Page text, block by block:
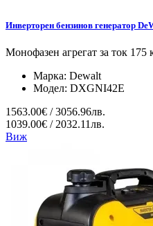
Инверторен бензинов генератор
Монофазен агрегат за ток 175
Марка: Dewalt
Модел: DXGNI42E
1563.00€ / 3056.96лв.
1039.00€ / 2032.11лв.
Виж